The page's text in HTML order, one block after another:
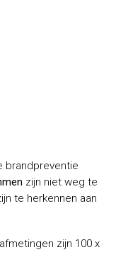
brandpreventie
zijn niet weg te
te herkennen aan
zijn 100 x